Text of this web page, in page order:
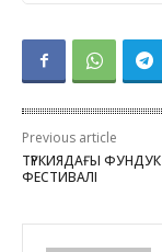
Previous article
ТҮРКИЯДАҒЫ ФУНДУК
ФЕСТИВАЛІ